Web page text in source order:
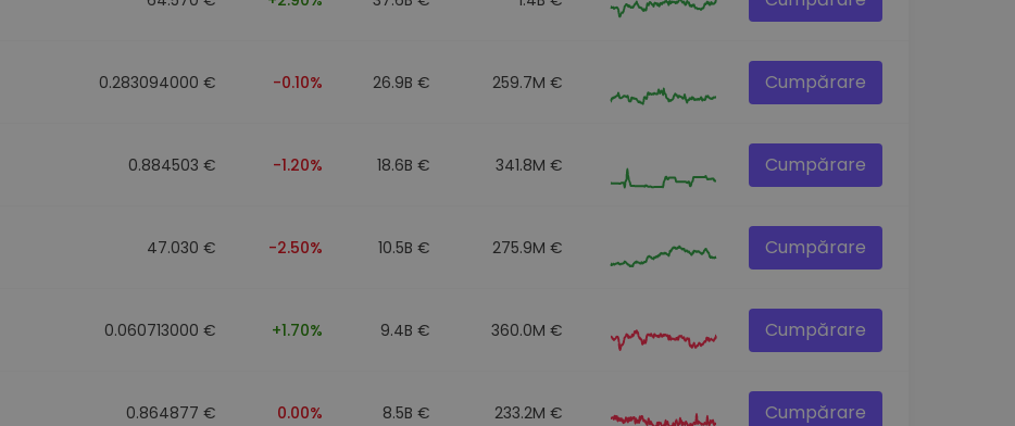
0.283094000 € -0.10% 26.9B € 259.7M € Cumpărare
0.884503 € -1.20% 18.6B € 341.8M € Cumpărare
47.030 € -2.50% 10.5B € 275.9M € Cumpărare
0.060713000 € +1.70% 9.4B € 360.0M € Cumpărare
0.864877 € 0.00% 8.5B € 233.2M € Cumpărare